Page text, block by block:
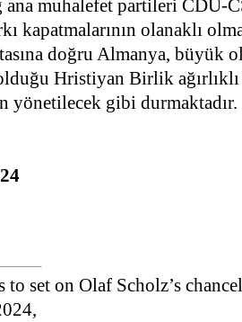
ana muhalefet partileri CDU-
kapatmalarının olanaklı
doğru Almanya, büyük
Hristiyan Birlik
yönetilecek gibi durmaktadır.
to set on Olaf Scholz’s